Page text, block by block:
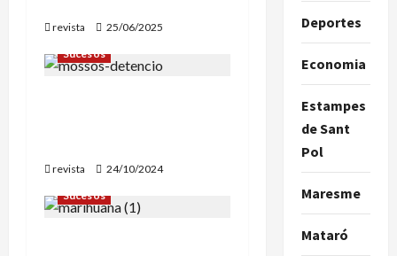
d
e
t
r
revista
25/06/2025
Sucesos
revista
24/10/2024
Sucesos
Deportes
Economia
Estampes
de Sant
Pol
Maresme
Mataró